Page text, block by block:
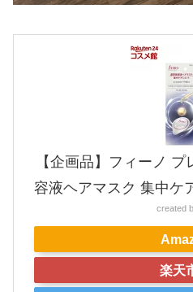
【企画品】フィーノ
容液ヘアマスク 集中ケ
created
楽天